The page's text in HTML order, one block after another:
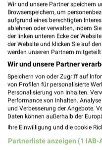
Wir und unsere Partner speichern
Browserspeichern, um
aufgrund eines berechtigten
ablehnen oder verwalten, indem
der linken unteren Ecke der
der Website und klicken Sie auf
werden unseren Partnern
Wir und unsere Partner
Speichern von oder Zugriff auf
von Profilen für personalisierte
Personalisierung von Inhalten.
Performance von Inhalten.
und Verbesserung der Angebote.
Daten können außerhalb der
Ihre Einwilligung und die cookie
Partnerliste anzeigen (1 IAB-